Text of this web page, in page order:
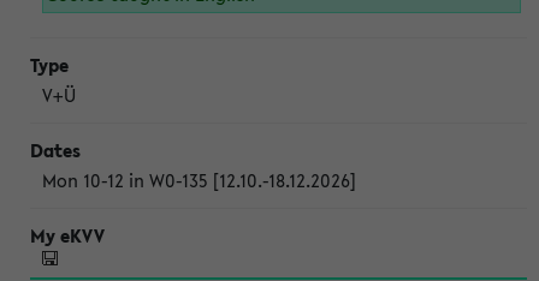
V+Ü
Mon 10-12 in W0-135 [12.10.-18.12.2026]